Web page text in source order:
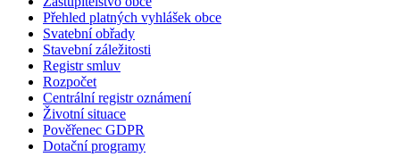
Přehled platných vyhlášek obce
Svatební obřady
Stavební záležitosti
Registr smluv
Rozpočet
Centrální registr oznámení
Životní situace
Pověřenec GDPR
Dotační programy